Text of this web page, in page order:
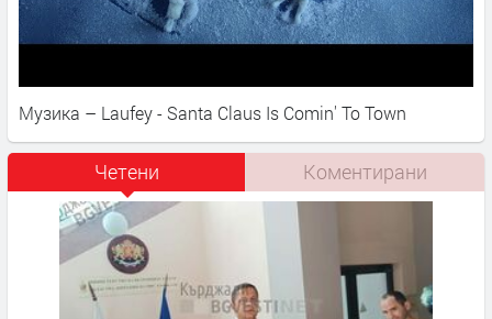
Музика – Laufey - Santa Claus Is Comin' To Town
Четени Коментирани